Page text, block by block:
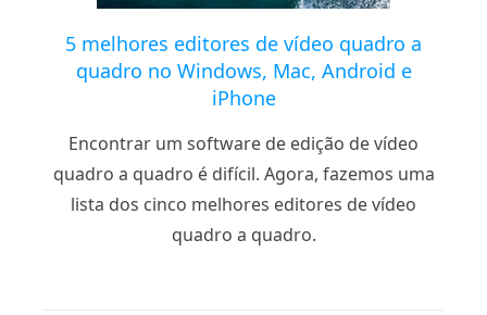
5 melhores editores de vídeo quadro a
quadro no Windows, Mac, Android e
iPhone
Encontrar um software de edição de vídeo
quadro a quadro é difícil. Agora, fazemos uma
lista dos cinco melhores editores de vídeo
quadro a quadro.